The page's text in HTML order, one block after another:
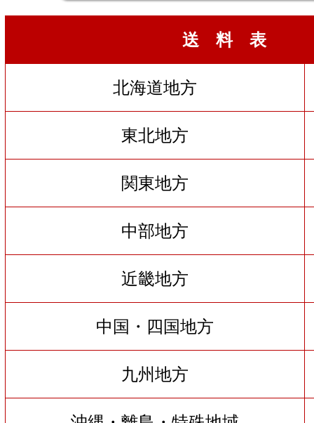
送 料 表
北海道地方
東北地方
関東地方
中部地方
近畿地方
中国・四国地方
九州地方